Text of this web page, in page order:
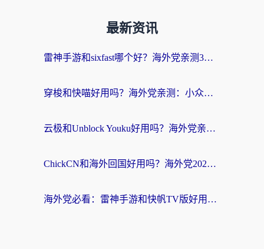
最新资讯
雷神手游和sixfast哪个好？海外党亲测3款回国加速器，教你选对不踩坑
穿梭和快喵好用吗？海外党亲测：小众加速器对比+番茄加速器深度体验
云极和Unblock Youku好用吗？海外党亲测+2026回国加速器避坑指南
ChickCN和海外回国好用吗？海外党2026亲测：从手游到影音，选对加速器的3个关键
海外党必看：雷神手游和快帆TV版好用吗？3步选对回国加速器不踩坑